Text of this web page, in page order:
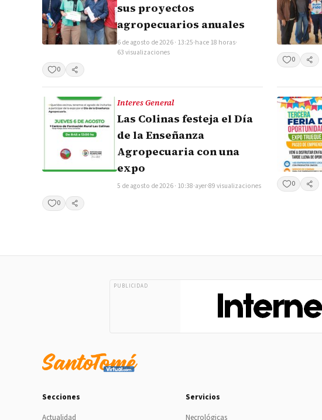
sus proyectos
agropecuarios anuales
6 de agosto de 2026 · 13:25·hace 18 horas·
63 visualizaciones
0
Compartir
0
Interes General
Las Colinas festeja el Día
de la Enseñanza
Agropecuaria con una
expo
5 de agosto de 2026 · 10:38·ayer·89 visualizaciones
0
Compartir
0
PUBLICIDAD
Secciones
Actualidad
Servicios
Necrológicas